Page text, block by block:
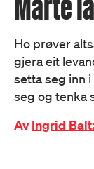
Ho prøver
gjera eit
setta seg inn
seg og tenka
AvIngrid